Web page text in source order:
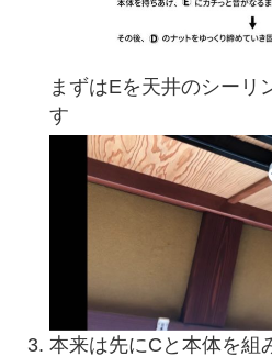
まずはEを天井のシーリ
す
本来は先にCと本体を組